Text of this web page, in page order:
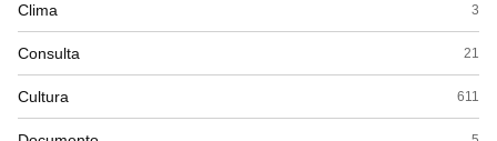
Clima 3
Consulta 21
Cultura 611